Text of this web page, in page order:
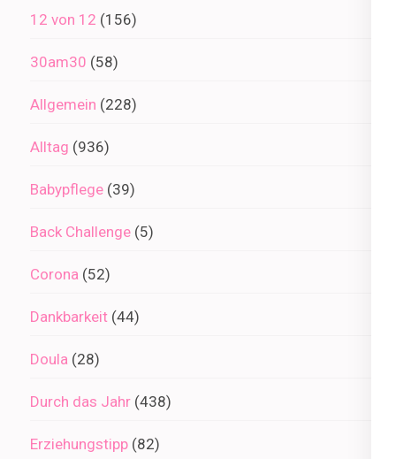
12 von 12 (156)
30am30 (58)
Allgemein (228)
Alltag (936)
Babypflege (39)
Back Challenge (5)
Corona (52)
Dankbarkeit (44)
Doula (28)
Durch das Jahr (438)
Erziehungstipp (82)